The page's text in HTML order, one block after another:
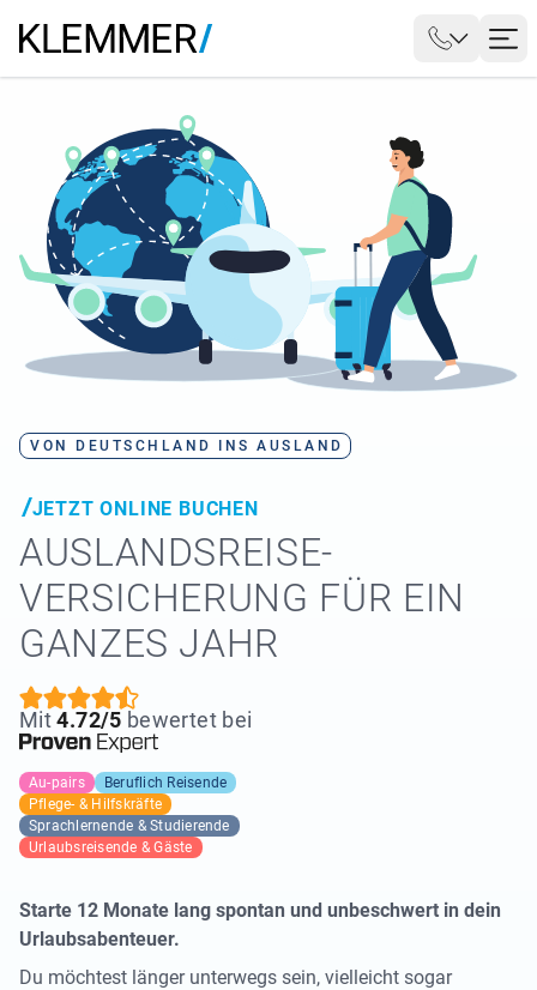
VON DEUTSCHLAND INS AUSLAND
JETZT ONLINE BUCHEN
AUSLANDSREISE­
VERSICHERUNG FÜR EIN
GANZES JAHR
Mit4.72/5 bewertet bei
Au-pairs
Beruflich Reisende
Pflege- & Hilfskräfte
Sprachlernende & Studierende
Urlaubsreisende & Gäste
Starte 12 Monate lang spontan und unbeschwert in dein
Urlaubsabenteuer.
Du möchtest länger unterwegs sein, vielleicht sogar